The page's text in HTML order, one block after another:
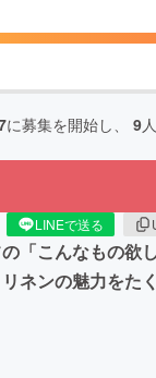
に募集を開始し、 9
LINEで送る
「こんなもの欲
ネンの魅力をた